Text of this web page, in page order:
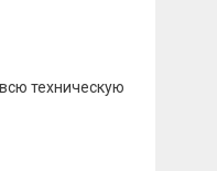
техническую